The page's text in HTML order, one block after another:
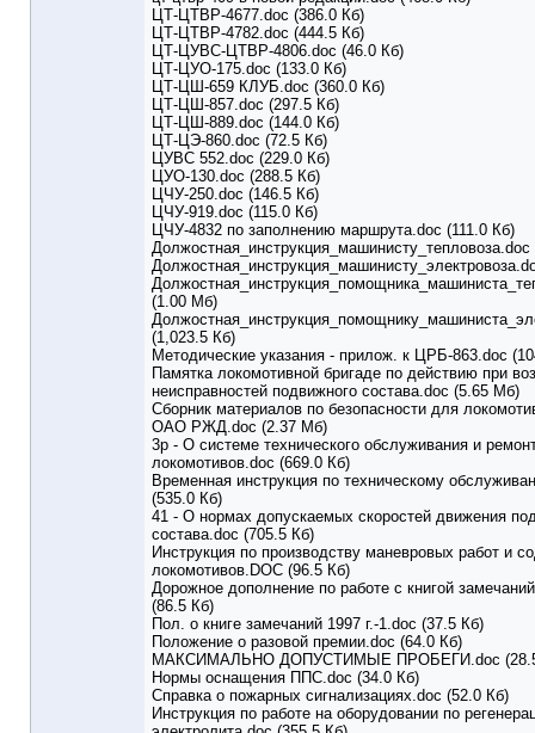
ЦТ-ЦТВР-4677.doc (386.0 Кб)
ЦТ-ЦТВР-4782.doc (444.5 Кб)
ЦТ-ЦУВС-ЦТВР-4806.doc (46.0 Кб)
ЦТ-ЦУО-175.doc (133.0 Кб)
ЦТ-ЦШ-659 КЛУБ.doc (360.0 Кб)
ЦТ-ЦШ-857.doc (297.5 Кб)
ЦТ-ЦШ-889.doc (144.0 Кб)
ЦТ-ЦЭ-860.doc (72.5 Кб)
ЦУВС 552.doc (229.0 Кб)
ЦУО-130.doc (288.5 Кб)
ЦЧУ-250.doc (146.5 Кб)
ЦЧУ-919.doc (115.0 Кб)
ЦЧУ-4832 по заполнению маршрута.doc (111.0 Кб)
(1.00 Мб)
(1,023.5 Кб)
Методические указания - прилож. к ЦРБ-863.doc
Памятка локомотивной бригаде по действию при
неисправностей подвижного состава.doc (5.65 Мб)
Сборник материалов по безопасности для
ОАО РЖД.doc (2.37 Мб)
3р - О системе технического обслуживания и
локомотивов.doc (669.0 Кб)
Временная инструкция по техническому
(535.0 Кб)
41 - О нормах допускаемых скоростей движения
состава.doc (705.5 Кб)
Инструкция по производству маневровых работ и
локомотивов.DOC (96.5 Кб)
Дорожное дополнение по работе с книгой
(86.5 Кб)
Пол. о книге замечаний 1997 г.-1.doc (37.5 Кб)
Положение о разовой премии.doc (64.0 Кб)
МАКСИМАЛЬНО ДОПУСТИМЫЕ ПРОБЕГИ.doc
Нормы оснащения ППС.doc (34.0 Кб)
Справка о пожарных сигнализациях.doc (52.0 Кб)
Инструкция по работе на оборудовании по